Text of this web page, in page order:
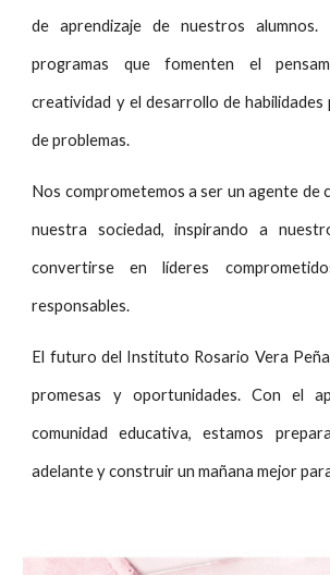
de aprendizaje de nuestros alumnos.
programas que fomenten el
creatividad y el desarrollo de habilidades
de problemas.
Nos comprometemos a ser un agente de
nuestra sociedad, inspirando a
convertirse en líderes
responsables.
El futuro del Instituto Rosario Vera
promesas y oportunidades. Con el
comunidad educativa, estamos
adelante y construir un mañana mejor